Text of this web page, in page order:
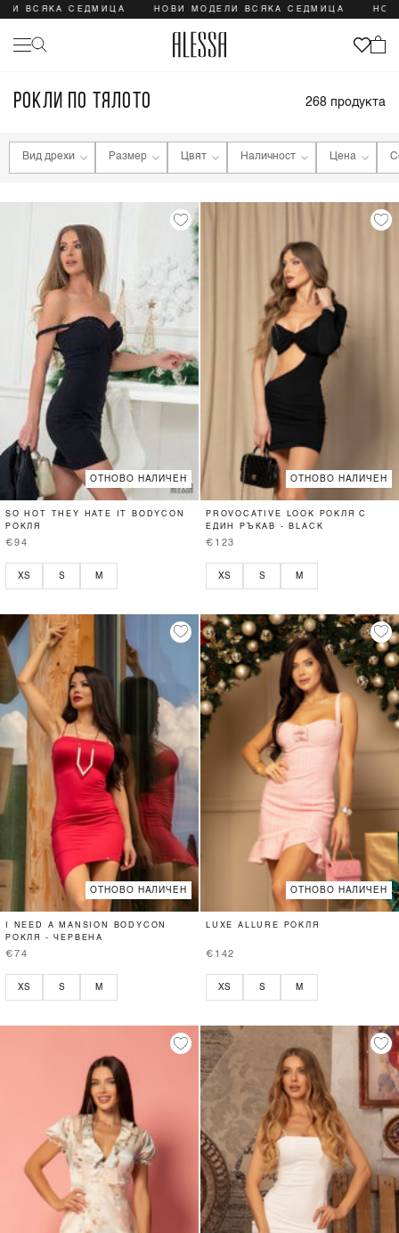
СЕДМИЦА НОВИ МОДЕЛИ ВСЯКА СЕДМИЦА НОВИ
РОКЛИ ПО ТЯЛОТО 268 продукта
Вид дрехи Размер Цвят Наличност Цена
ОТНОВО НАЛИЧЕН
SO HOT THEY HATE IT BODYCON
РОКЛЯ
€94
XS S M
ОТНОВО НАЛИЧЕН
PROVOCATIVE LOOK РОКЛЯ С
ЕДИН РЪКАВ - BLACK
€123
XS S M
ОТНОВО НАЛИЧЕН
I NEED A MANSION BODYCON
РОКЛЯ - ЧЕРВЕНА
€74
XS S M
ОТНОВО НАЛИЧЕН
LUXE ALLURE РОКЛЯ
€142
XS S M